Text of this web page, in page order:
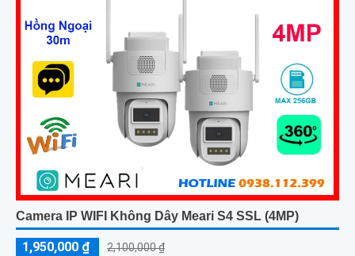
Camera IP WIFI Không Dây Meari S4 SSL (4MP)
1,950,000 ₫ 2,100,000 ₫